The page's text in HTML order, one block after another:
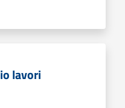
lavori